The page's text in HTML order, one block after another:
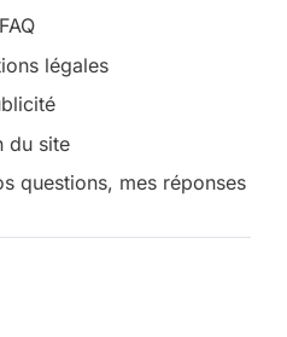
FAQ
légales
du site
questions, mes réponses